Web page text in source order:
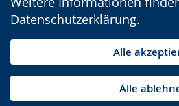
Datenschutzerklärung.
Alle
Alle